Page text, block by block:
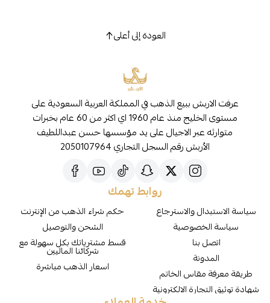
العودة إلى أعلى
عرفت الاربش ببيع الذهب في المملكة العربية السعودية على
مستوى الخليج منذ عام 1960 اي اكثر من 60 عام بخبرات
متوارثه عبر الاجيال على يد مؤسسها حسن عبداللطيف
الأربش رقم السجل التجاري 2050107964
روابط تهمك
سياسة الاستبدال والاسترجاع
سياسة الخصوصية
اتصل بنا
المدونة
طريقة معرفة مقاس الخاتم
شهادة توثيق التجارة الالكترونية
حكم شراء الذهب من الإنترنت
الشحن والتوصيل
قسط مشترياتك بكل سهولة مع
شركائنا الماليين
اسعار الذهب مباشرة